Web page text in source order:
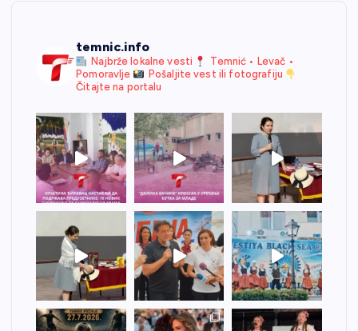
temnic.info
Najbrže lokalne vesti
Temnić • Levač •
Pomoravlje
Pošaljite vest ili fotografiju
Čitajte na portalu